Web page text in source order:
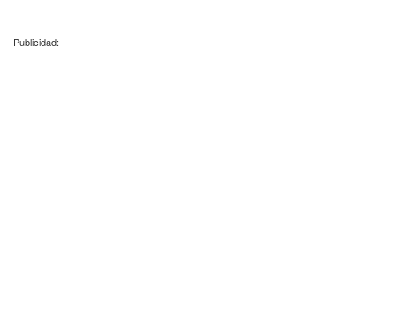
Publicidad: